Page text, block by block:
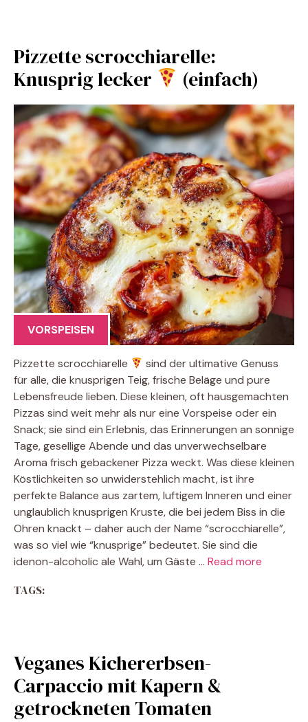
Pizzette scrocchiarelle:
Knusprig lecker
(einfach)
VORSPEISEN
Pizzette scrocchiarelle
sind der ultimative Genuss
für alle, die knusprigen Teig, frische Beläge und pure
Lebensfreude lieben. Diese kleinen, oft hausgemachten
Pizzas sind weit mehr als nur eine Vorspeise oder ein
Snack; sie sind ein Erlebnis, das Erinnerungen an sonnige
Tage, gesellige Abende und das unverwechselbare
Aroma frisch gebackener Pizza weckt. Was diese kleinen
Köstlichkeiten so unwiderstehlich macht, ist ihre
perfekte Balance aus zartem, luftigem Inneren und einer
unglaublich knusprigen Kruste, die bei jedem Biss in die
Ohren knackt – daher auch der Name “scrocchiarelle”,
was so viel wie “knusprige” bedeutet. Sie sind die
idenon-alcoholic ale Wahl, um Gäste … Read more
TAGS:
Veganes Kichererbsen-
Carpaccio mit Kapern &
getrockneten Tomaten